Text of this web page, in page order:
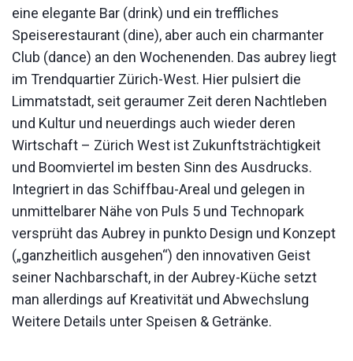
eine elegante Bar (drink) und ein treffliches
Speiserestaurant (dine), aber auch ein charmanter
Club (dance) an den Wochenenden. Das aubrey liegt
im Trendquartier Zürich-West. Hier pulsiert die
Limmatstadt, seit geraumer Zeit deren Nachtleben
und Kultur und neuerdings auch wieder deren
Wirtschaft – Zürich West ist Zukunftsträchtigkeit
und Boomviertel im besten Sinn des Ausdrucks.
Integriert in das Schiffbau-Areal und gelegen in
unmittelbarer Nähe von Puls 5 und Technopark
versprüht das Aubrey in punkto Design und Konzept
(„ganzheitlich ausgehen“) den innovativen Geist
seiner Nachbarschaft, in der Aubrey-Küche setzt
man allerdings auf Kreativität und Abwechslung
Weitere Details unter Speisen & Getränke.